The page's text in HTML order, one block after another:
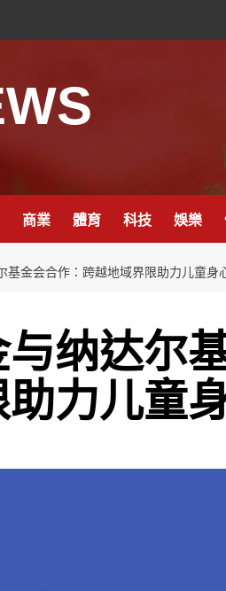
商業 體育 科技 娛樂
基金会合作：跨越地域界限助力儿童身
纳达尔
力儿童